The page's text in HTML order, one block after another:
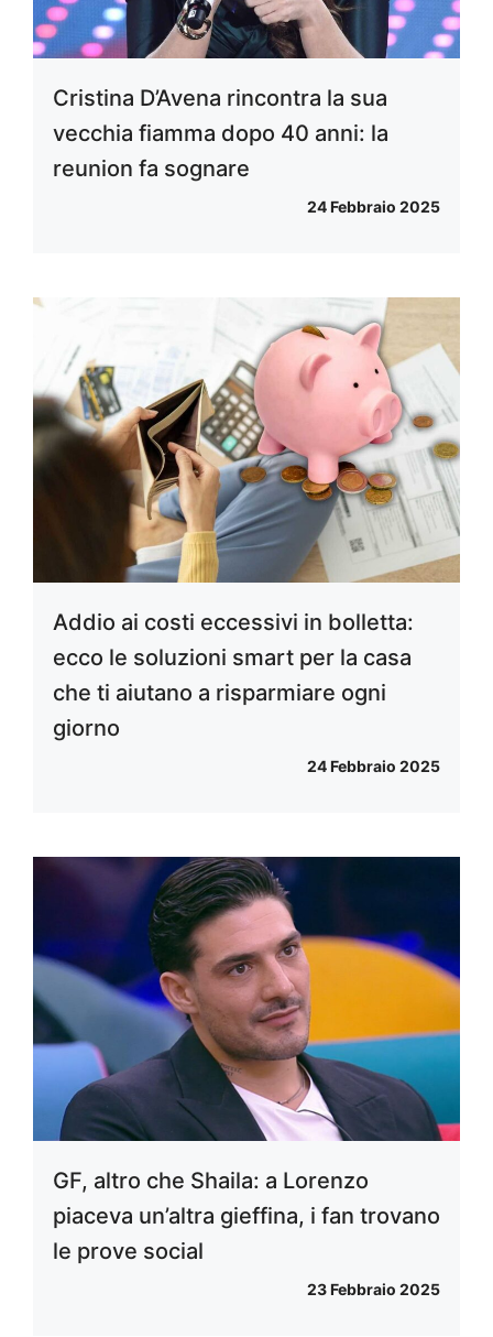
Cristina D’Avena rincontra la sua
vecchia fiamma dopo 40 anni: la
reunion fa sognare
24 Febbraio 2025
Addio ai costi eccessivi in bolletta:
ecco le soluzioni smart per la casa
che ti aiutano a risparmiare ogni
giorno
24 Febbraio 2025
GF, altro che Shaila: a Lorenzo
piaceva un’altra gieffina, i fan trovano
le prove social
23 Febbraio 2025